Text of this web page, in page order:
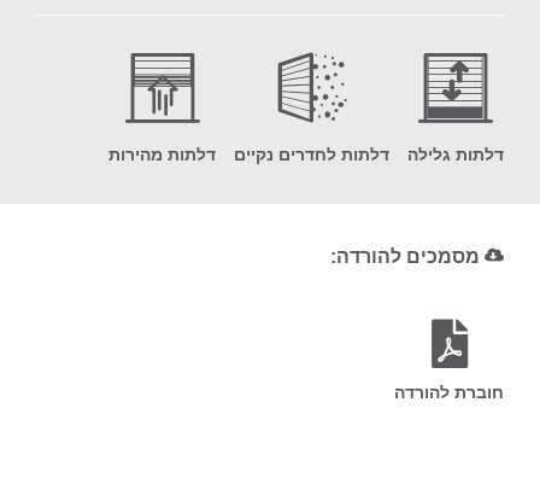
דלתות גלילה דלתות לחדרים נקיים דלתות מהירות
מסמכים להורדה:
חוברת להורדה